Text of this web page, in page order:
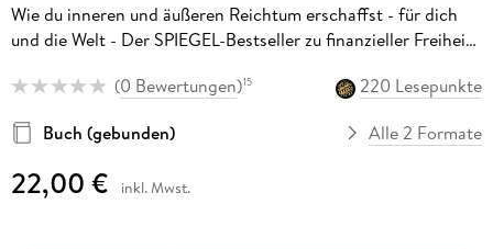
Wie du inneren und äußeren Reichtum erschaffst - für dich
und die Welt - Der SPIEGEL-Bestseller zu finanzieller Freiheit,
(0 Bewertungen)15
220 Lesepunkte
Buch (gebunden)
Alle 2 Formate
22,00 € inkl. Mwst.